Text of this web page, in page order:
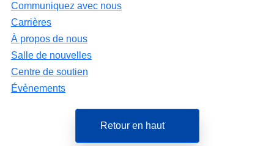
Communiquez avec nous
Carrières
À propos de nous
Salle de nouvelles
Centre de soutien
Évènements
Retour en haut